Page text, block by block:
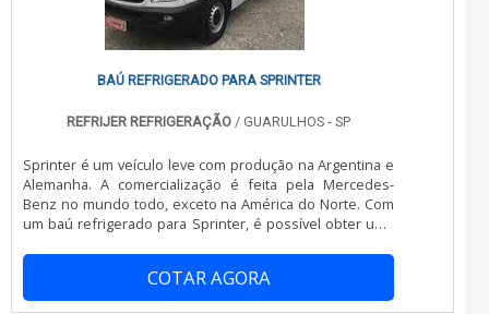
BAÚ REFRIGERADO PARA SPRINTER
REFRIJER REFRIGERAÇÃO / GUARULHOS - SP
Sprinter é um veículo leve com produção na Argentina e
Alemanha. A comercialização é feita pela Mercedes-
Benz no mundo todo, exceto na América do Norte. Com
um baú refrigerado para Sprinter, é possível obter uma
a serem transportados, bem como uma maior segurança
durante o percurso, seja de curta ou longa duração. É
importante obter um baú refrigerado para transportar
COTAR AGORA